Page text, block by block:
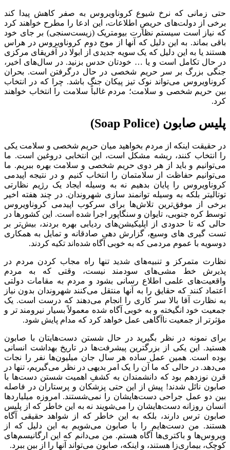
حتی زمانی که نرخ شیوع کروناویروس به صفر کاهش پیدا کند
برخی از دولت‌های حریصِ اطلاعات، این ادعا را مطرح خواهند کرد
که نیاز است سیستم نظارت بیومتریک (زیست‌سنجی) بر جای خود
باقی بماند. به این دلیل که آنها از موج دوم کروناویروس در هراس
هستند یا به این دلیل که یک سویه جدیدی از ابولا در آفریقای مرکزی
در حال تکامل است و یا … خودتان حدس بزنید. در سال‌های اخیر،
جنگی بزرگ بر سر حریم شخصی در حال درگرفتن است. بحران
کروناویروس می‌تواند نوک تیز پیکان جنگ باشد. چرا که در انتخاب
بین حریم شخصی و سلامت؛ مردم غالباً سلامت را انتخاب خواهند
کرد.
پلیس صابون (Soap Police
)
در حقیقت اینکه از مردم بخواهید میان حریم شخصی و سلامت یکی
را انتخاب کنند، ریشه مشکل است، این انتخابی دروغین است. ما
می‌توانیم و باید از هر دوی حریم شخصی و سلامت بهره ببریم. ما
می‌توانیم حفاظت از سلامتمان را انتخاب کنیم و در نتیجه اپیدمی
کروناویروس را پایان بدهیم نه به وسیله ایجاد یک رژیم نظارتی
توتالیتر بلکه به وسیله توانمند سازی شهروندان. در چند هفته اخیر
برخی از موفق‌ترین تلاش‌ها برای سرکوب اپیدمی کروناویروس
توسط کره جنوبی، تایوان و سنگاپور اجرا شده است. این کشورها در
حالی که تا حدودی از اپلیکیشن‌های ردیابی بهره بردند، بیش‌تر بر
تست گیر‌ی های وسیع، گزارش دهی صادقانه و تمایل به همکاری
دوسویه با عموم مردمی که به خوبی آگاه شده‌اند تکیه کردند.
نظارت متمرکز و تنبیه‌های شدید تنها راه مجاب کردن مردم در
پذیرش خط مشی‌های سودمند نیست، وقتی که به مردم
واقعیت‌های علمی اطلاع رسانی بشود و مردم به مقامات دولتی
اعتماد کنند که حقایق را به آنها منتقل می‌کنند شهروندان بدون نیاز
به نظارت آقا بالا سر کاری را انجام می‌دهند که درست است. یک
جمعیت خود انگیخته و به خوبی آگاه شده معمولاً بسیار نیرومند تر و
مؤثرتر از جمعیت ناآگاهی عمل خواهد کرد که مدام پایش شود.
برای نمونه در نظر بگیرید در حال شستن دست‌هایتان با صابون
هستید. این یکی از بزرگترین پیشرفت‌ها در تاریخ بهداشت انسانی
بوده است. همین عمل ساده هر سال جان میلیون‌ها نفر را نجات
می‌دهد. در حالی که ما آن را یک امر بدیهی در نظر می‌گیریم، تنها در
قرن نوزدهم بود که دانشمندان به کشفِ اهمیت شستن دست‌ها با
صابون نائل شدند! پیش از این حتی پزشکان و پرستاران در فاصله
بین دو عمل جراحی دست‌هایشان را نمی‌شستند. امروزه میلیاردها
انسان روزانه دست‌هایشان را می‌شویند نه به این خاطر که از پلیس
صابون ترس دارند، بلکه به این خاطر که از شواهد حقیقی آگاه
هستند. من دست‌هایم را با صابون می‌شویم به این دلیل که از
ویروس‌ها و باکتری‌ها آگاه هستم. من می‌دانم که این ارگانیسم‌های
کوچک، بیماری‌زا هستند، و اینکه، صابون می‌تواند آنها را از بین ببرد.